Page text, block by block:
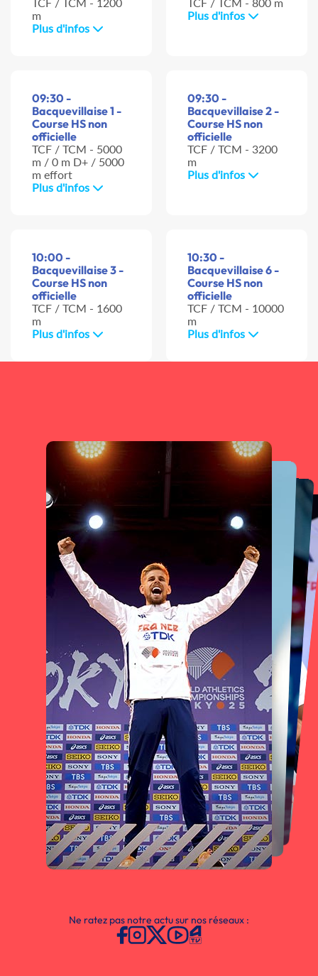
m
Plus d'infos
Plus d'infos
09:30 -
Bacquevillaise 1 -
Course HS non
officielle
TCF / TCM - 5000
m / 0 m D+ / 5000
m effort
Plus d'infos
09:30 -
Bacquevillaise 2 -
Course HS non
officielle
TCF / TCM - 3200
m
Plus d'infos
10:00 -
Bacquevillaise 3 -
Course HS non
officielle
TCF / TCM - 1600
m
Plus d'infos
10:30 -
Bacquevillaise 6 -
Course HS non
officielle
TCF / TCM - 10000
m
Plus d'infos
Ne ratez pas notre actu sur nos réseaux :